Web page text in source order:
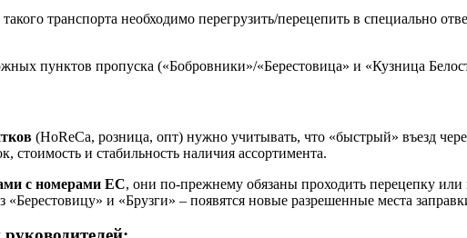
транспорта необходимо перегрузить/перецепить в специально
пунктов пропуска («Бобровники»/«Берестовица» и «Кузница
(HoReCa, розница, опт) нужно учитывать, что «быстрый» въезд
стоимость и стабильность наличия ассортимента.
с номерами ЕС, они по-прежнему обязаны проходить перецепку или
«Берестовицу» и «Брузги» – появятся новые разрешенные места